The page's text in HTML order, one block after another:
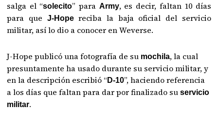
salga el “solecito” para Army, es decir, faltan 10 días
para que
J-Hopereciba la baja oficial del servicio
militar, así lo dio a conocer en Weverse.
J-Hope publicó una fotografía de su mochila, la cual
presuntamente ha usado durante su servicio militar, y
en la descripción escribió “D-10”, haciendo referencia
a los días que faltan para dar por finalizado suservicio
militar.